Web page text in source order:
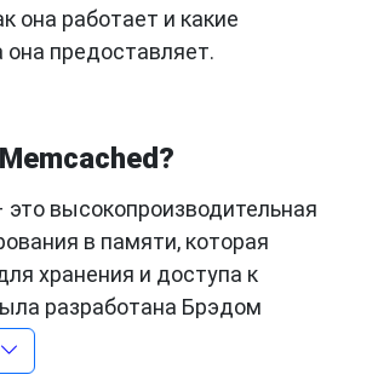
она работает и какие
предоставляет.
это высокопроизводительная
в памяти, которая
хранения и доступа к
разработана Брэдом
2003 году и быстро стала
разработчиков. Memcached